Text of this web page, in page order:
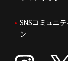
サステナビリ
SNSコミュニ
ン